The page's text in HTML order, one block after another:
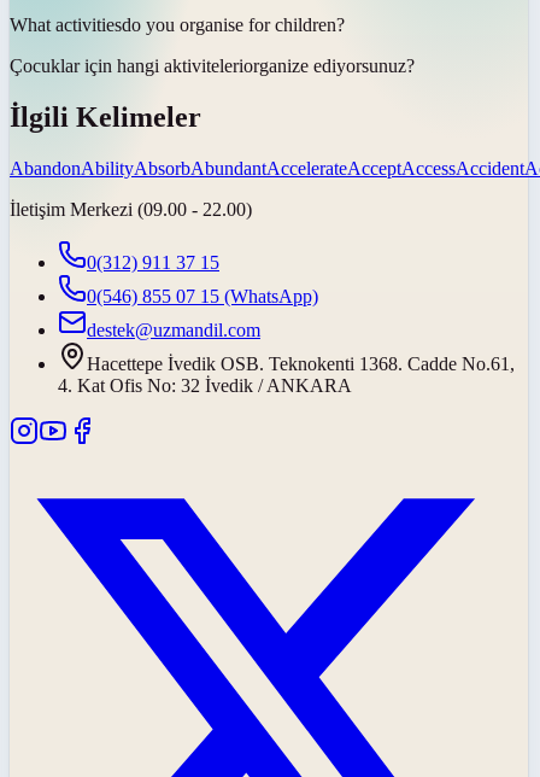
What activitiesdo you organise for children?
Çocuklar için hangi aktiviteleriorganize ediyorsunuz?
İlgili Kelimeler
AbandonAbilityAbsorbAbundantAccelerateAcceptAccessAccident
İletişim Merkezi (09.00 - 22.00)
0(312) 911 37 15
0(546) 855 07 15 (WhatsApp)
destek@uzmandil.com
Hacettepe İvedik OSB. Teknokenti 1368. Cadde No.61,
4. Kat Ofis No: 32 İvedik / ANKARA